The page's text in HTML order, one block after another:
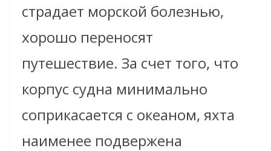
страдает морской болезнью,
хорошо переносят
путешествие. За счет того, что
корпус судна минимально
соприкасается с океаном, яхта
наименее подвержена